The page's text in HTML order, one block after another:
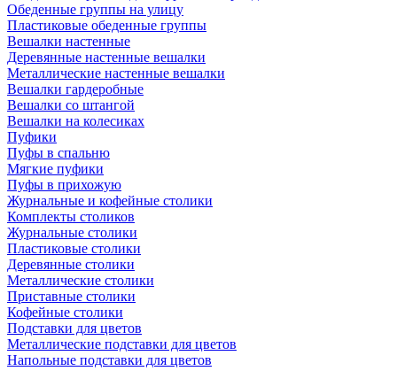
Обеденные группы на улицу
Пластиковые обеденные группы
Вешалки настенные
Деревянные настенные вешалки
Металлические настенные вешалки
Вешалки гардеробные
Вешалки со штангой
Вешалки на колесиках
Пуфики
Пуфы в спальню
Мягкие пуфики
Пуфы в прихожую
Журнальные и кофейные столики
Комплекты столиков
Журнальные столики
Пластиковые столики
Деревянные столики
Металлические столики
Приставные столики
Кофейные столики
Подставки для цветов
Металлические подставки для цветов
Напольные подставки для цветов